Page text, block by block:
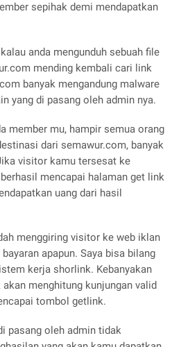
sepihak demi mendapatkan
anda mengunduh sebuah file
mending kembali cari link
banyak mengandung malware
yang di pasang oleh admin nya.
member mu, hampir semua orang
dari semawur.com, banyak
visitor kamu tersesat ke
mencapai halaman get link
uang dari hasil
menggiring visitor ke web iklan
apapun. Saya bisa bilang
kerja shorlink. Kebanyakan
menghitung kunjungan valid
tombol getlink.
pasang oleh admin tidak